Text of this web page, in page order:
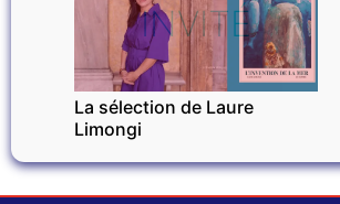
INVITÉ
La sélection de Laure
Limongi